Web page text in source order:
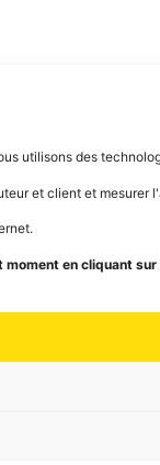
utilisons des
et client et
en cliquant